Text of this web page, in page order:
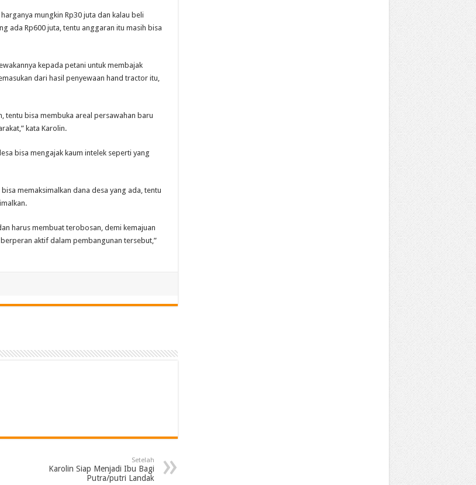
mungkin Rp30 juta dan kalau beli
ada Rp600 juta, tentu anggaran itu masih bisa
kepada petani untuk membajak
dari hasil penyewaan hand tractor itu,
tentu bisa membuka areal persawahan baru
kata Karolin.
bisa mengajak kaum intelek seperti yang
memaksimalkan dana desa yang ada, tentu
harus membuat terobosan, demi kemajuan
aktif dalam pembangunan tersebut,”
Setelah
Karolin Siap Menjadi Ibu Bagi
Putra/putri Landak